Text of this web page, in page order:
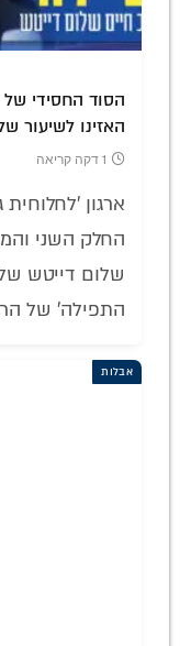
הסוד החסידי
האזינו לשיעור
1 דקה קריאה
ארגון
החלק השני
שלום דייטש
התפילה' של
אבלות